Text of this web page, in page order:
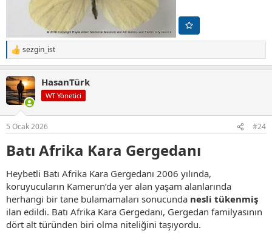
T
e
k
i
l
sezgin_ist
HasanTürk
WT Yönetici
5 Ocak 2026 #24
Batı Afrika Kara Gergedanı
Heybetli Batı Afrika Kara Gergedanı 2006 yılında,
koruyucuların Kamerun’da yer alan yaşam alanlarında
herhangi bir tane bulamamaları sonucunda nesli tükenmiş
ilan edildi. Batı Afrika Kara Gergedanı, Gergedan familyasının
dört alt türünden biri olma niteliğini taşıyordu.